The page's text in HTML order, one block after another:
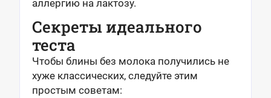
аллергию на лактозу.
Секреты идеального
теста
Чтобы блины без молока получились не
хуже классических, следуйте этим
простым советам: